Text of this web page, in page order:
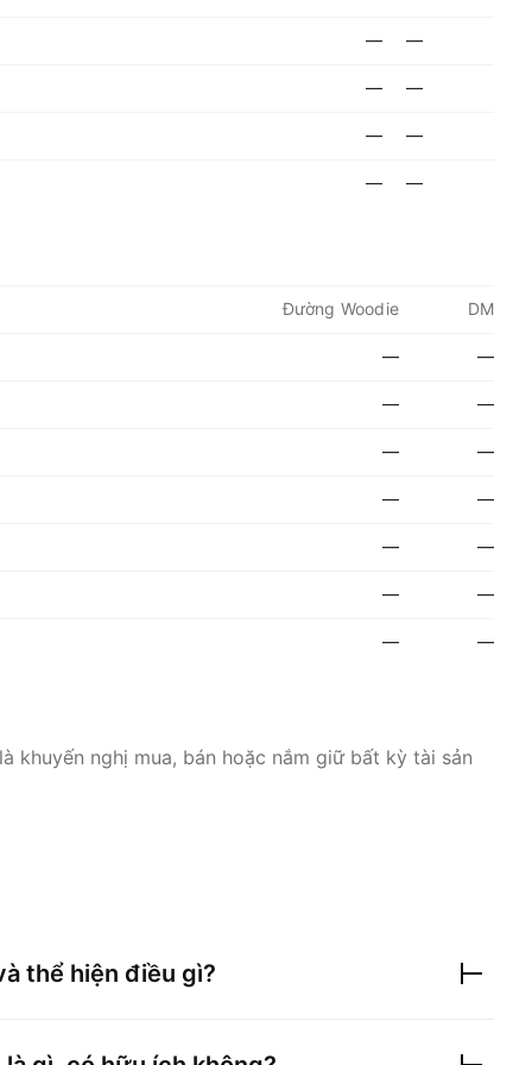
— —
— —
— —
— —
Đường Woodie DM
— —
— —
— —
— —
— —
— —
— —
khuyến nghị mua, bán hoặc nắm giữ bất kỳ tài sản
thể hiện điều gì?